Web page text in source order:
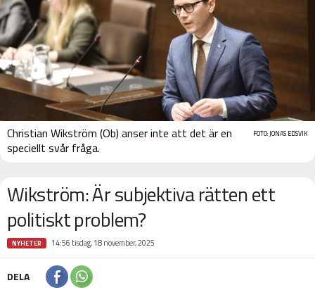
FOTO: JONAS EDSVIK
Christian Wikström (Ob) anser inte att det är en
speciellt svår fråga.
Wikström: Är subjektiva rätten ett
politiskt problem?
NYHETER 14:56 tisdag, 18 november, 2025
DELA